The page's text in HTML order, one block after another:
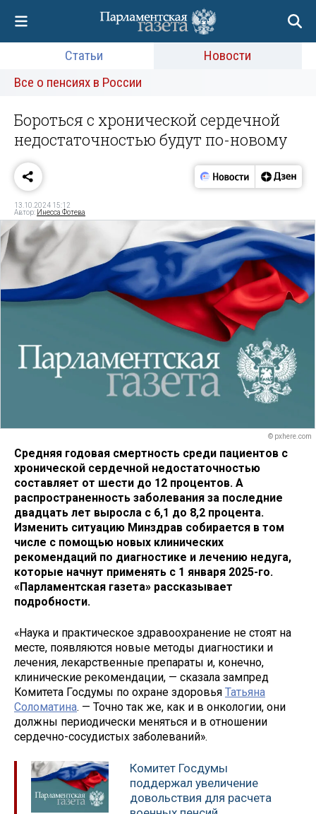
Статьи
Новости
Все о пенсиях в России
Бороться с хронической сердечной
недостаточностью будут по-новому
13.10.2024 15:12
Автор: Инесса Фотева
© pxhere.com
Средняя годовая смертность среди пациентов с
хронической сердечной недостаточностью
составляет от шести до 12 процентов. А
распространенность заболевания за последние
двадцать лет выросла с 6,1 до 8,2 процента.
Изменить ситуацию Минздрав собирается в том
числе с помощью новых клинических
рекомендаций по диагностике и лечению недуга,
которые начнут применять с 1 января 2025-го.
«Парламентская газета» рассказывает
подробности.
«Наука и практическое здравоохранение не стоят на
месте, появляются новые методы диагностики и
лечения, лекарственные препараты и, конечно,
клинические рекомендации, — сказала зампред
Комитета Госдумы по охране здоровья Татьяна
Соломатина. — Точно так же, как и в онкологии, они
должны периодически меняться и в отношении
сердечно-сосудистых заболеваний».
Комитет Госдумы
поддержал увеличение
довольствия для расчета